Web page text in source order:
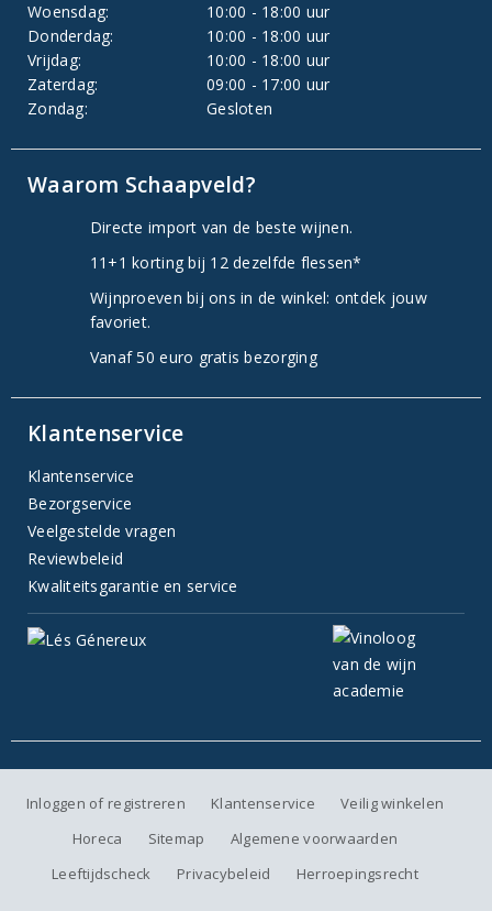
Woensdag:
10:00 - 18:00 uur
Donderdag:
10:00 - 18:00 uur
Vrijdag:
10:00 - 18:00 uur
Zaterdag:
09:00 - 17:00 uur
Zondag:
Gesloten
Waarom Schaapveld?
Directe import van de beste wijnen.
11+1 korting bij 12 dezelfde flessen*
Wijnproeven bij ons in de winkel: ontdek jouw
favoriet.
Vanaf 50 euro gratis bezorging
Klantenservice
Klantenservice
Bezorgservice
Veelgestelde vragen
Reviewbeleid
Kwaliteitsgarantie en service
Inloggen of registreren Klantenservice
Veilig winkelen
Horeca
Sitemap
Algemene voorwaarden
Leeftijdscheck
Privacybeleid Herroepingsrecht